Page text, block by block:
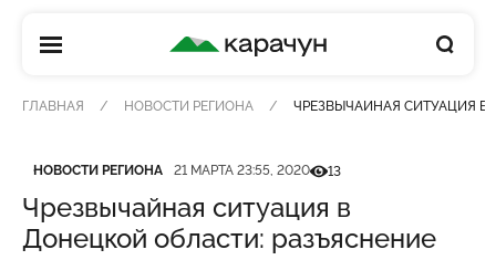
КАРАЧУН
ГЛАВНАЯ НОВОСТИ РЕГИОНА ЧРЕЗВЫЧАЙНАЯ СИТУАЦИЯ В
Категория
НОВОСТИ РЕГИОНА
Дата публикации 21 МАРТА 23:55, 2020Кількість переглядів
13
Чрезвычайная ситуация в
Донецкой области: разъяснение